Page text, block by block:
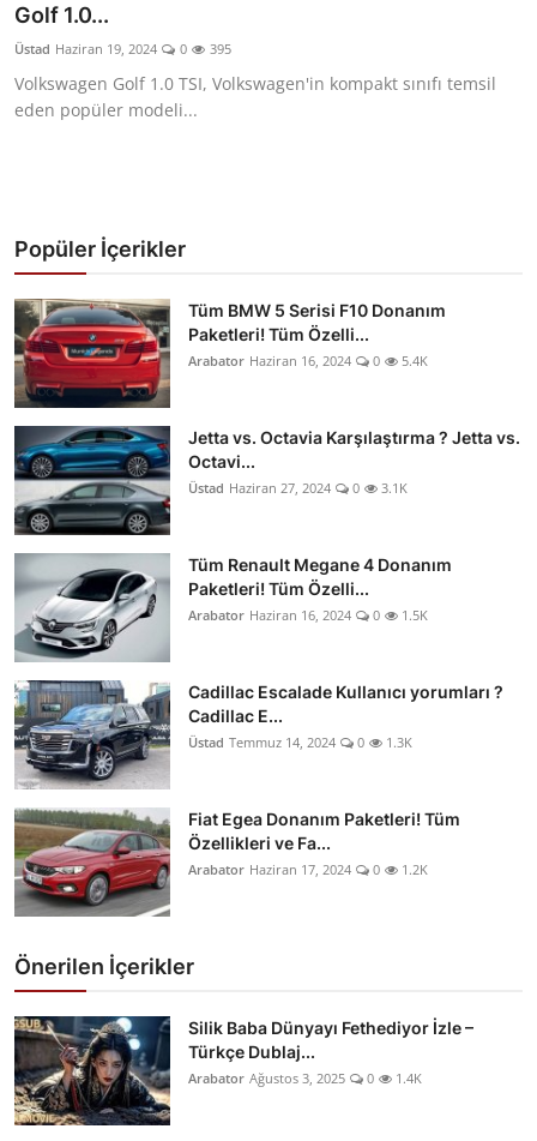
Golf 1.0...
Üstad Haziran 19, 2024 0 395
Volkswagen Golf 1.0 TSI, Volkswagen'in kompakt sınıfı temsil
eden popüler modeli...
Popüler İçerikler
Tüm BMW 5 Serisi F10 Donanım
Paketleri! Tüm Özelli...
Arabator Haziran 16, 2024 0 5.4K
Jetta vs. Octavia Karşılaştırma ? Jetta vs.
Octavi...
Üstad Haziran 27, 2024 0 3.1K
Tüm Renault Megane 4 Donanım
Paketleri! Tüm Özelli...
Arabator Haziran 16, 2024 0 1.5K
Cadillac Escalade Kullanıcı yorumları ?
Cadillac E...
Üstad Temmuz 14, 2024 0 1.3K
Fiat Egea Donanım Paketleri! Tüm
Özellikleri ve Fa...
Arabator Haziran 17, 2024 0 1.2K
Önerilen İçerikler
Silik Baba Dünyayı Fethediyor İzle –
Türkçe Dublaj...
Arabator Ağustos 3, 2025 0 1.4K